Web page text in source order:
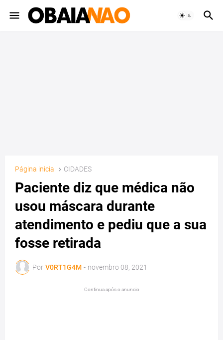
Página inicial CIDADES
Paciente diz que médica não
usou máscara durante
atendimento e pediu que a sua
fosse retirada
Por V0RT1G4M - novembro 08, 2021
Continua após o anuncio